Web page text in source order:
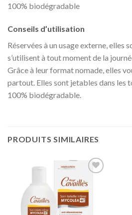
100% biodégradable
Conseils d’utilisation
Réservées à un usage externe, elles
s’utilisent à tout moment de la
Grâce à leur format nomade, elles
partout. Elles sont jetables dans les
100% biodégradable.
PRODUITS SIMILAIRES
Ajouter
à la liste
d’envies